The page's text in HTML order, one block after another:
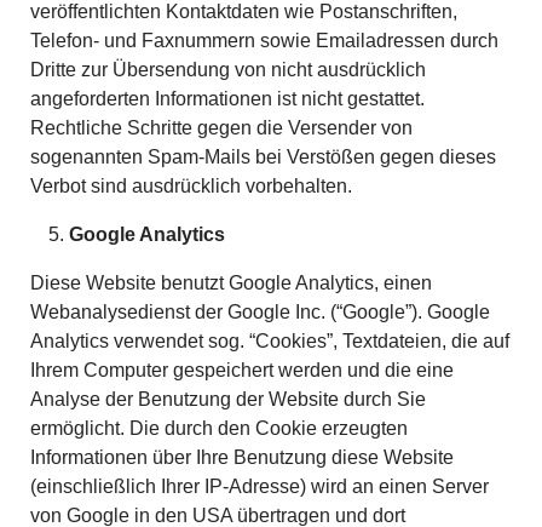
veröffentlichten Kontaktdaten wie Postanschriften,
Telefon- und Faxnummern sowie Emailadressen durch
Dritte zur Übersendung von nicht ausdrücklich
angeforderten Informationen ist nicht gestattet.
Rechtliche Schritte gegen die Versender von
sogenannten Spam-Mails bei Verstößen gegen dieses
Verbot sind ausdrücklich vorbehalten.
Google Analytics
Diese Website benutzt Google Analytics, einen
Webanalysedienst der Google Inc. (“Google”). Google
Analytics verwendet sog. “Cookies”, Textdateien, die auf
Ihrem Computer gespeichert werden und die eine
Analyse der Benutzung der Website durch Sie
ermöglicht. Die durch den Cookie erzeugten
Informationen über Ihre Benutzung diese Website
(einschließlich Ihrer IP-Adresse) wird an einen Server
von Google in den USA übertragen und dort